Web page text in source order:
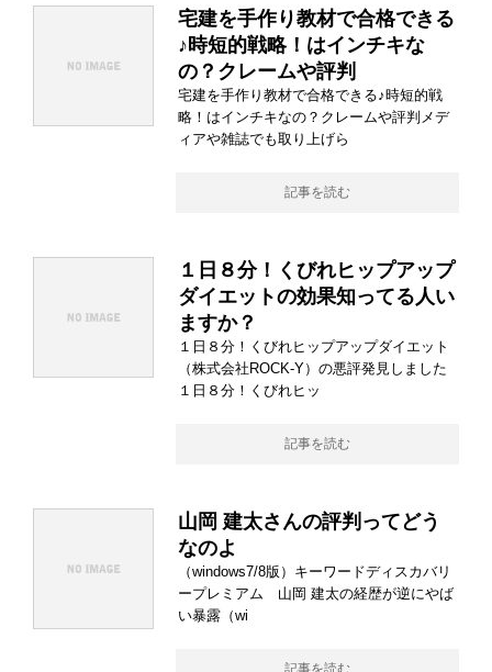
宅建を手作り教材で合格できる
♪時短的戦略！はインチキな
の？クレームや評判
宅建を手作り教材で合格できる♪時短的戦
略！はインチキなの？クレームや評判メデ
ィアや雑誌でも取り上げら
記事を読む
１日８分！くびれヒップアップ
ダイエットの効果知ってる人い
ますか？
１日８分！くびれヒップアップダイエット
（株式会社ROCK-Y）の悪評発見しました
１日８分！くびれヒッ
記事を読む
山岡 建太さんの評判ってどう
なのよ
（windows7/8版）キーワードディスカバリ
ープレミアム 山岡 建太の経歴が逆にやば
い暴露（wi
記事を読む